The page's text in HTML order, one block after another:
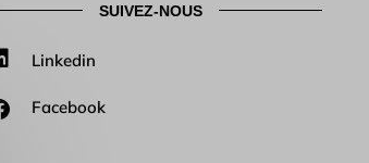
SUIVEZ-NOUS
Linkedin
Facebook